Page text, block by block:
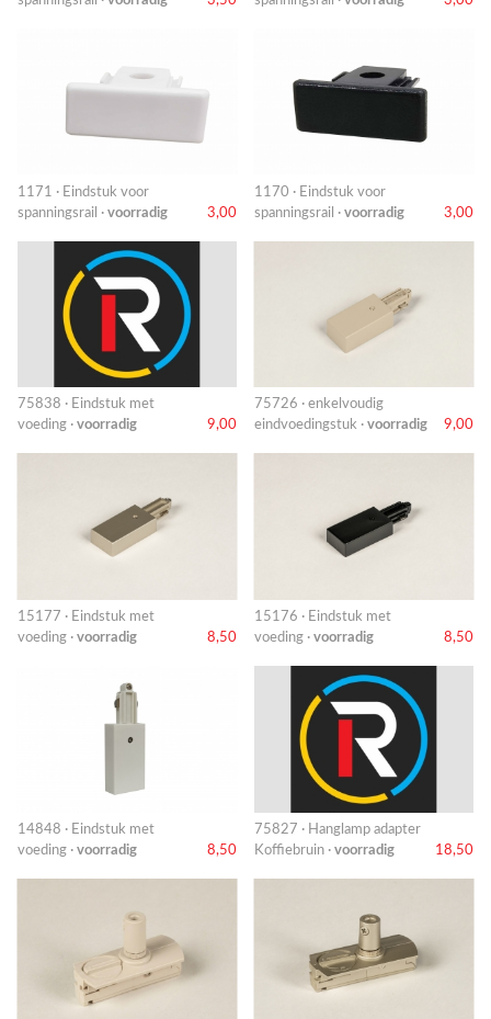
1171 · Eindstuk voor
spanningsrail · voorradig 3,00
1170 · Eindstuk voor
spanningsrail · voorradig 3,00
75838 · Eindstuk met
voeding · voorradig 9,00
75726 · enkelvoudig
eindvoedingstuk · voorradig 9,00
15177 · Eindstuk met
voeding · voorradig 8,50
15176 · Eindstuk met
voeding · voorradig 8,50
14848 · Eindstuk met
voeding · voorradig 8,50
75827 · Hanglamp adapter
Koffiebruin · voorradig 18,50